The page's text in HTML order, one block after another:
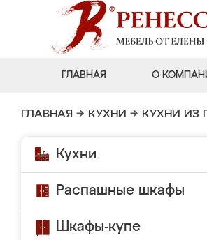
ГЛАВНАЯ О
ГЛАВНАЯ → КУХНИ → КУХНИ ИЗ
Кухни
Распашные шкафы
Шкафы-купе